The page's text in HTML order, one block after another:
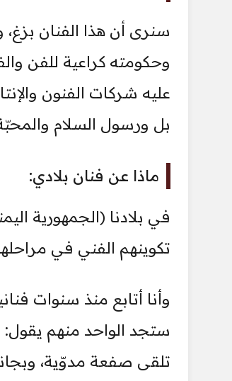
سنرى أن هذا الفنان بزغ،
وحكومته كراعية للفن
عليه شركات الفنون
بل ورسول السلام
ماذا عن فنان بلادي:
في بلادنا (الجمهورية
تكوينهم الفني في
وأنا أتابع منذ سنوات
ستجد الواحد منهم يقول:
تلقى صفعة مدوّية،